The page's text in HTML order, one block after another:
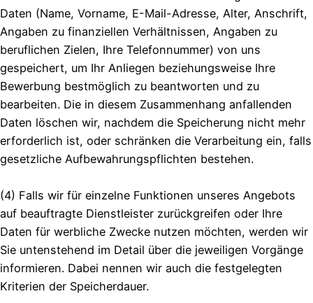
Daten (Name, Vorname, E-Mail-Adresse, Alter, Anschrift,
Angaben zu finanziellen Verhältnissen, Angaben zu
beruflichen Zielen, Ihre Telefonnummer) von uns
gespeichert, um Ihr Anliegen beziehungsweise Ihre
Bewerbung bestmöglich zu beantworten und zu
bearbeiten. Die in diesem Zusammenhang anfallenden
Daten löschen wir, nachdem die Speicherung nicht mehr
erforderlich ist, oder schränken die Verarbeitung ein, falls
gesetzliche Aufbewahrungspflichten bestehen.
(4) Falls wir für einzelne Funktionen unseres Angebots
auf beauftragte Dienstleister zurückgreifen oder Ihre
Daten für werbliche Zwecke nutzen möchten, werden wir
Sie untenstehend im Detail über die jeweiligen Vorgänge
informieren. Dabei nennen wir auch die festgelegten
Kriterien der Speicherdauer.